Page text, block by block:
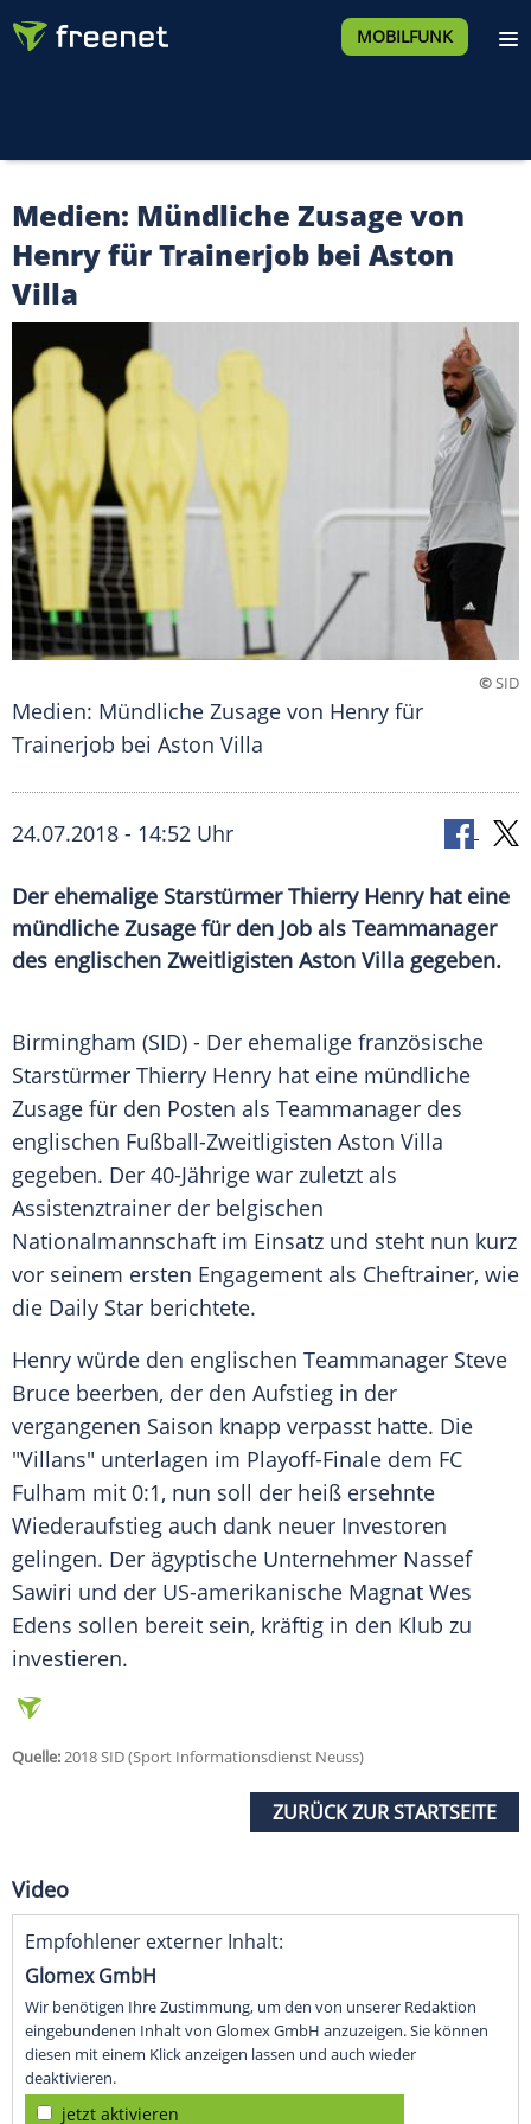
MOBILFUNK
Medien: Mündliche Zusage von
Henry für Trainerjob bei Aston
Villa
©SID
Medien: Mündliche Zusage von Henry für
Trainerjob bei Aston Villa
24.07.2018 - 14:52 Uhr
Der ehemalige Starstürmer Thierry Henry hat eine
mündliche Zusage für den Job als Teammanager
des englischen Zweitligisten Aston Villa gegeben.
Birmingham (SID) - Der ehemalige französische
Starstürmer Thierry Henry hat eine mündliche
Zusage für den Posten als Teammanager des
englischen Fußball-Zweitligisten Aston Villa
gegeben. Der 40-Jährige war zuletzt als
Assistenztrainer der belgischen
Nationalmannschaft im Einsatz und steht nun kurz
vor seinem ersten Engagement als Cheftrainer, wie
die Daily Star berichtete.
Henry würde den englischen Teammanager Steve
Bruce beerben, der den Aufstieg in der
vergangenen Saison knapp verpasst hatte. Die
"Villans" unterlagen im Playoff-Finale dem FC
Fulham mit 0:1, nun soll der heiß ersehnte
Wiederaufstieg auch dank neuer Investoren
gelingen. Der ägyptische Unternehmer Nassef
Sawiri und der US-amerikanische Magnat Wes
Edens sollen bereit sein, kräftig in den Klub zu
investieren.
Quelle:2018 SID (Sport Informationsdienst Neuss)
ZURÜCK ZUR STARTSEITE
Video
Empfohlener externer Inhalt:
Glomex GmbH
Wir benötigen Ihre Zustimmung, um den von unserer Redaktion
eingebundenen Inhalt von Glomex GmbH anzuzeigen. Sie können
diesen mit einem Klick anzeigen lassen und auch wieder
deaktivieren.
jetzt aktivieren